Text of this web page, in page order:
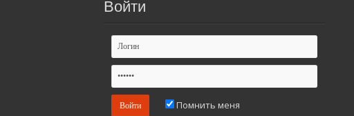
Войти
Помнить меня